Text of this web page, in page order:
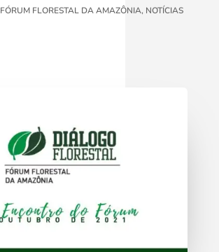
FÓRUM FLORESTAL DA AMAZÔNIA, NOTÍCIAS